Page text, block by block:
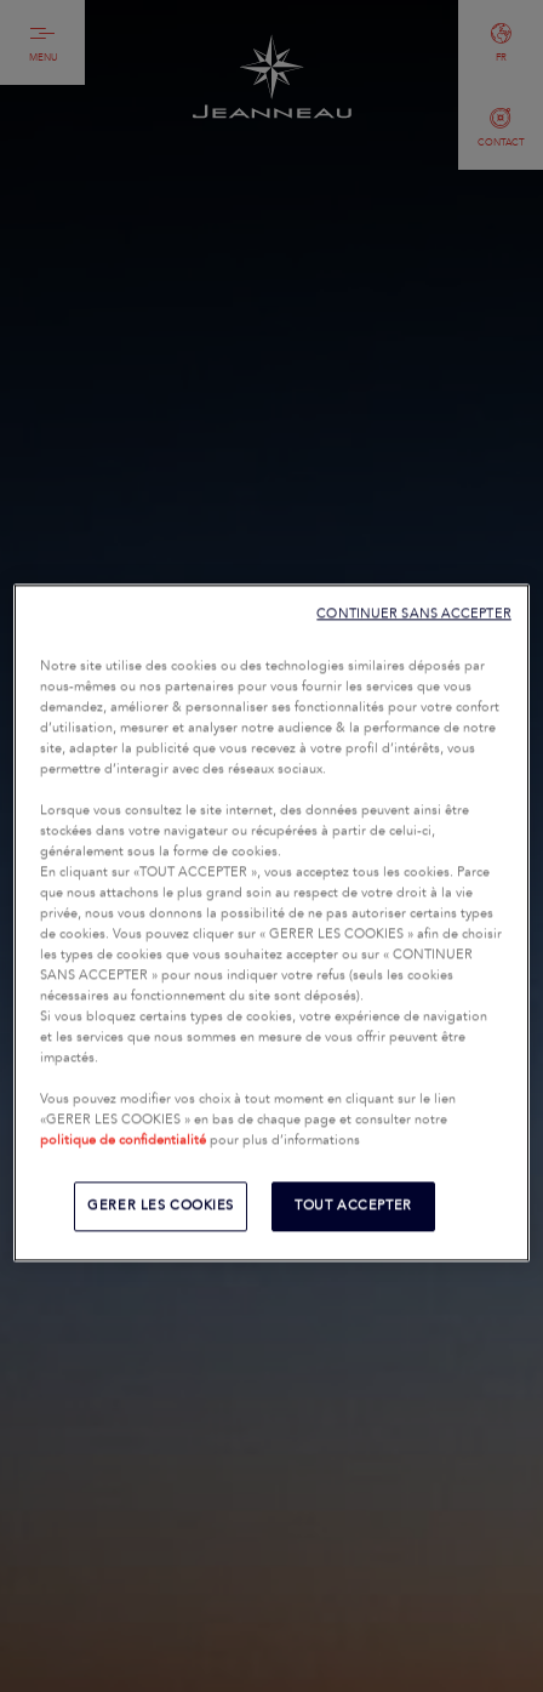
MENU
CONTACT
FR
Notre site utilise des cookies ou des technologies similaires déposés par
nous-mêmes ou nos partenaires pour vous fournir les services que vous
demandez, améliorer & personnaliser ses fonctionnalités pour votre confort
d’utilisation, mesurer et analyser notre audience & la performance de notre
site, adapter la publicité que vous recevez à votre profil d’intérêts, vous
permettre d’interagir avec des réseaux sociaux.
Lorsque vous consultez le site internet, des données peuvent ainsi être
stockées dans votre navigateur ou récupérées à partir de celui-ci,
généralement sous la forme de cookies.
En cliquant sur «TOUT ACCEPTER », vous acceptez tous les cookies. Parce
que nous attachons le plus grand soin au respect de votre droit à la vie
privée, nous vous donnons la possibilité de ne pas autoriser certains types
de cookies. Vous pouvez cliquer sur « GERER LES COOKIES » afin de choisir
les types de cookies que vous souhaitez accepter ou sur « CONTINUER
SANS ACCEPTER » pour nous indiquer votre refus (seuls les cookies
nécessaires au fonctionnement du site sont déposés).
Si vous bloquez certains types de cookies, votre expérience de navigation
et les services que nous sommes en mesure de vous offrir peuvent être
impactés.
Vous pouvez modifier vos choix à tout moment en cliquant sur le lien
«GERER LES COOKIES » en bas de chaque page et consulter notre
politique de confidentialité pour plus d’informations
GERER LES COOKIES TOUT ACCEPTER
CONTINUER SANS ACCEPTER